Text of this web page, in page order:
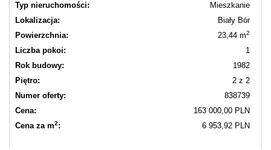
Typ nieruchomości:
Mieszkanie
Lokalizacja:
Biały Bór
Powierzchnia:
23,44 m2
Liczba pokoi:
1
Rok budowy:
1982
Piętro:
2 z 2
Numer oferty:
838739
Cena:
163 000,00 PLN
Cena za m2: 6 953,92 PLN